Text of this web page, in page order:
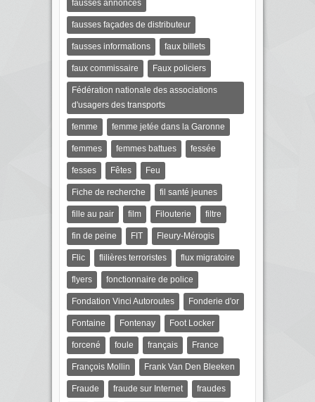
fausses annonces
fausses façades de distributeur
fausses informations faux billets
faux commissaire Faux policiers
Fédération nationale des associations
d'usagers des transports
femme femme jetée dans la Garonne
femmes femmes battues fessée
fesses Fêtes Feu
Fiche de recherche fil santé jeunes
fille au pair film Filouterie filtre
fin de peine FIT Fleury-Mérogis
Flic flilières terroristes flux migratoire
flyers fonctionnaire de police
Fondation Vinci Autoroutes Fonderie d'or
Fontaine Fontenay Foot Locker
forcené foule français France
François Mollin Frank Van Den Bleeken
Fraude fraude sur Internet fraudes